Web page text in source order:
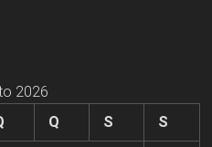
2026
Q S S